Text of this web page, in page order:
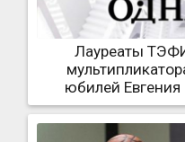
Лауреаты
юбилей